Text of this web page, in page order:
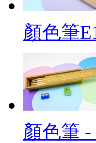
顏色筆
顏色筆 -